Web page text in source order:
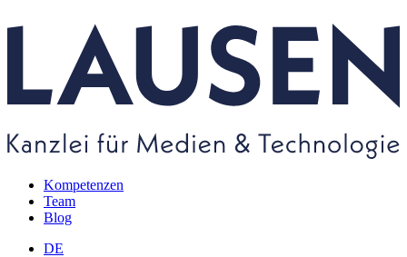
Kompetenzen
Team
Blog
DE